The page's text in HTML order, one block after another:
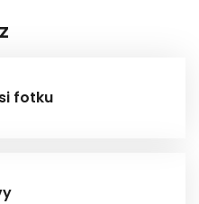
fotku